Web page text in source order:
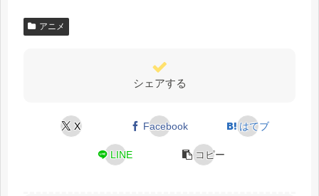
アニメ
シェアする
X Facebook はてブ
LINE コピー